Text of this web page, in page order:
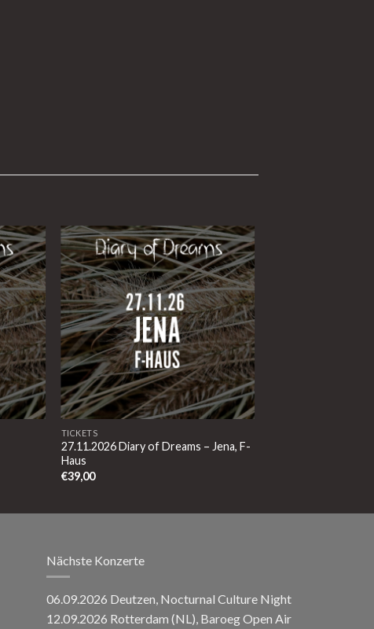
TICKETS
27.11.2026 Diary of Dreams – Jena, F-
Haus
€39,00
Nächste Konzerte
06.09.2026 Deutzen, Nocturnal Culture Night
12.09.2026 Rotterdam (NL), Baroeg Open Air